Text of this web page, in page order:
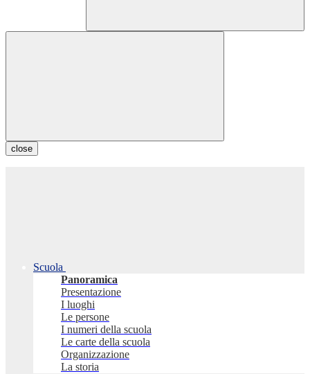
close
Scuola
Panoramica
Presentazione
I luoghi
Le persone
I numeri della scuola
Le carte della scuola
Organizzazione
La storia